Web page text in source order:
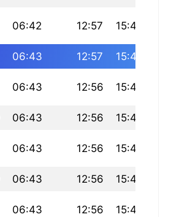
06:42 12:57 15:40
06:43 12:57 15:41
06:43 12:56 15:42
06:43 12:56 15:42
06:43 12:56 15:43
06:43 12:56 15:44
06:43 12:56 15:44